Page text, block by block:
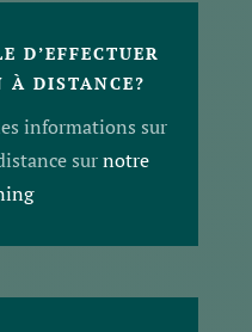
D’EFFECTUER
À DISTANCE?
informations sur
surnotre